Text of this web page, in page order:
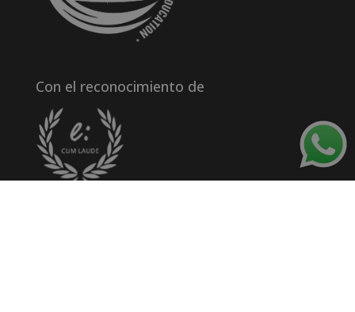
Con el reconocimiento de